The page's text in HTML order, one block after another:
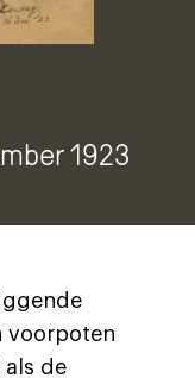
1923
voorpoten
de